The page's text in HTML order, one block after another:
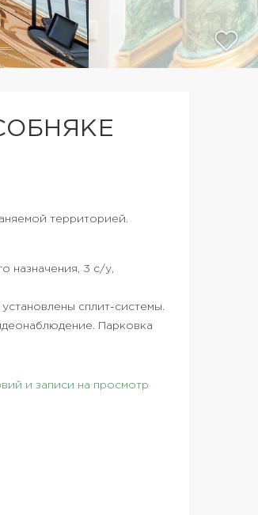
территорией.
назначения, 3 с/у,
сплит-системы.
Парковка
и записи на просмотр